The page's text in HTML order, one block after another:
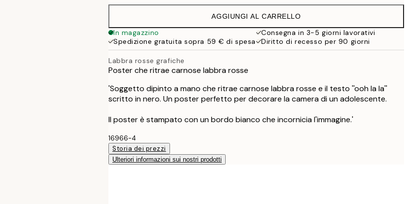
19,95 €
27,45 €
50x70 cm
32,45 €
AGGIUNGI AL CARRELLO
In magazzino
Consegna in 3-5 giorni lavorativi
Spedizione gratuita sopra 59 € di spesa
Diritto di recesso per 90 giorni
Labbra rosse grafiche
Poster che ritrae carnose labbra rosse
'Soggetto dipinto a mano che ritrae carnose labbra rosse e il testo ''ooh la la''
scritto in nero. Un poster perfetto per decorare la camera di un adolescente.
Il poster è stampato con un bordo bianco che incornicia l'immagine.'
16966-4
Storia dei prezzi
Ulteriori informazioni sui nostri prodotti